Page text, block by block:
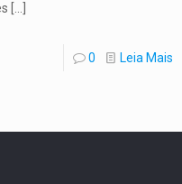
0 Leia Mais